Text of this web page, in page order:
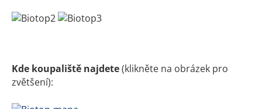
Kde koupaliště najdete(klikněte na obrázek pro
zvětšení):